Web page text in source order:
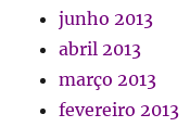
junho 2013
abril 2013
março 2013
fevereiro 2013